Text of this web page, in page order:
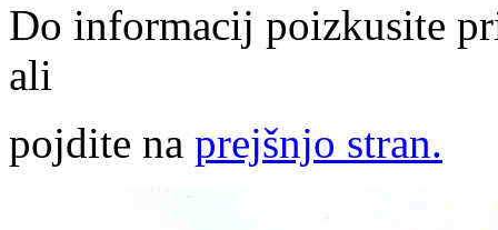
Do informacij poizkusite
ali
pojdite na prejšnjo stran.